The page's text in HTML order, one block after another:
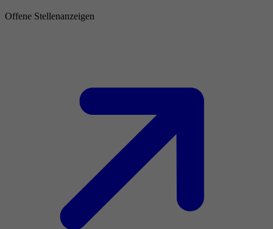
Offene Stellenanzeigen